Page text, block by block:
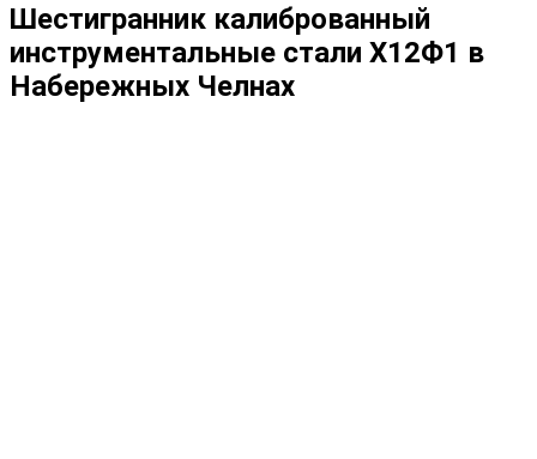
Шестигранник калиброванный
инструментальные стали Х12Ф1 в
Набережных Челнах